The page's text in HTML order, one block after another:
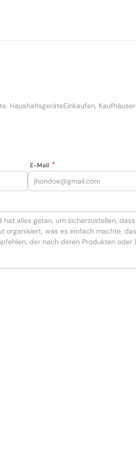
HaushaltsgeräteEinkaufen, Kaufhäuser
E-Mail